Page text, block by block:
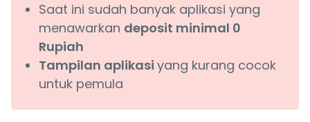
Saat ini sudah banyak aplikasi yang
menawarkan deposit minimal 0
Rupiah
Tampilan aplikasi yang kurang cocok
untuk pemula